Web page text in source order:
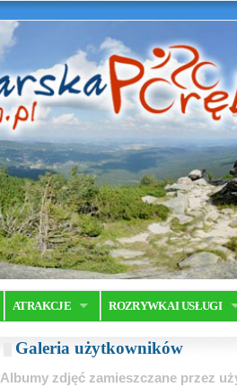
ATRAKCJE ROZRYWKA I USŁUGI
Galeria użytkowników
Albumy zdjęć zamieszczane przez